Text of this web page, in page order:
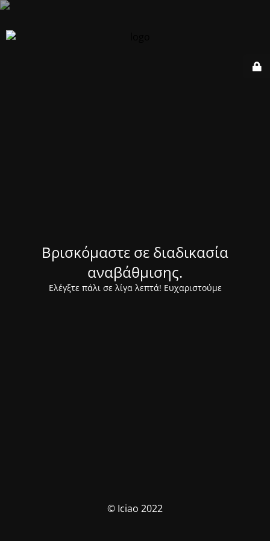
Βρισκόμαστε σε διαδικασία
αναβάθμισης.
Ελέγξτε πάλι σε λίγα λεπτά! Ευχαριστούμε
© Iciao 2022